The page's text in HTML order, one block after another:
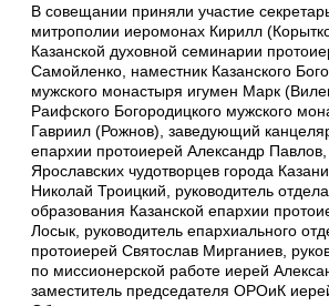
В совещании приняли участие
митрополии иеромонах Кирилл
Казанской духовной семинарии
Самойленко, наместник Казанского
мужского монастыря игумен Марк
Раифского Богородицкого мужского
Гавриил (Рожнов), заведующий
епархии протоиерей Александр
Ярославских чудотворцев города
Николай Троицкий, руководитель
образования Казанской епархии
Лосык, руководитель епархиального
протоиерей Святослав Мирганиев,
по миссионерской работе иерей
заместитель председателя ОРОиК